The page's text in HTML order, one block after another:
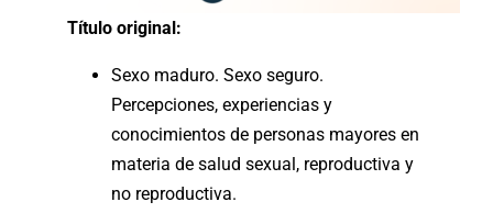
Título original:
Sexo maduro. Sexo seguro.
Percepciones, experiencias y
conocimientos de personas mayores en
materia de salud sexual, reproductiva y
no reproductiva.